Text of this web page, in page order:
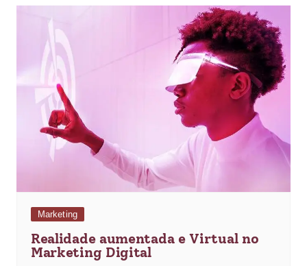
Marketing
Realidade aumentada e Virtual no
Marketing Digital